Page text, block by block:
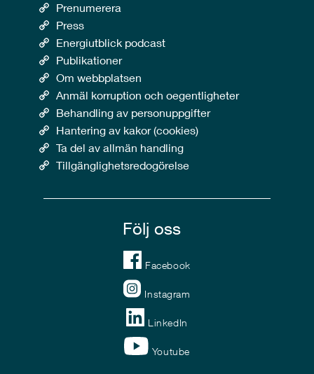
Prenumerera
Press
Energiutblick podcast
Publikationer
Om webbplatsen
Anmäl korruption och oegentligheter
Behandling av personuppgifter
Hantering av kakor (cookies)
Ta del av allmän handling
Tillgänglighetsredogörelse
Följ oss
Facebook
Instagram
LinkedIn
Youtube